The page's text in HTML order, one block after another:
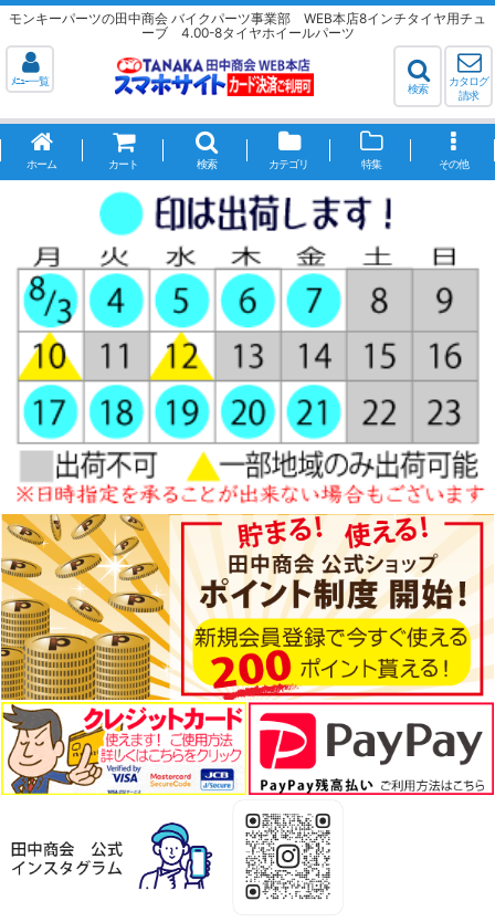
モンキーパーツの田中商会 バイクパーツ事業部 WEB本店8インチタイヤ用チュ
ーブ 4.00-8タイヤホイールパーツ
ﾒﾆｭｰ一覧
検索
カタログ
請求
ホーム カート 検索 カテゴリ 特集 その他